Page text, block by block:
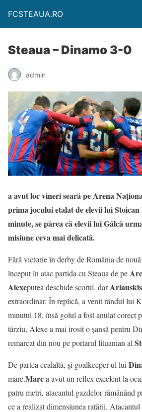
FCSTEAUA.RO
Steaua – Dinamo 3-0
admin
a avut loc vineri seară pe Arena
prima jocului etalat de elevii lui Stoican
minute, se părea că elevii lui Gâlcă
misiune ceva mai delicată.
Fără victorie în derby de România de
început în atac partida cu Steaua de pe
Alexeputea deschide scorul, darArlauskis
extraordinar. În replică, a venit rândul lui
minutul 18, însă golul a fost anulat corect
târziu, Alexe a mai irosit o șansă pentru
remarcat din nou pe portarul lituanian al
De partea cealaltă, și goalkeeper-ul lui
mare.Marca avut un reflex excelent la
patru metri, atacantul gazdelor rămânând
ce a realizat dimensiunea ratării. Atacantul